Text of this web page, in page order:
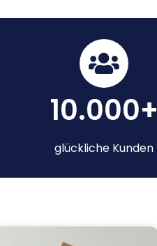
10.000+
glückliche Kunden